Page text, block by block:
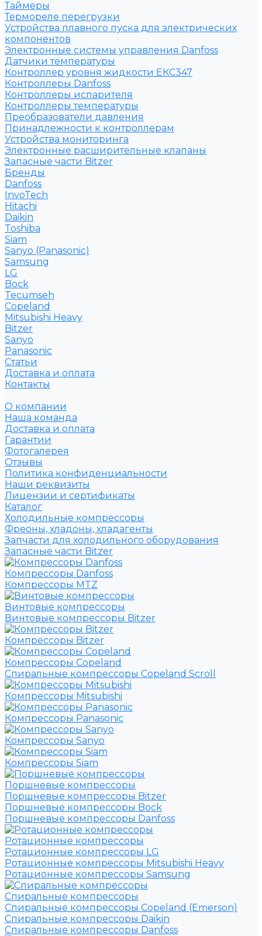
Таймеры
Термореле перегрузки
Устройства плавного пуска для электрических
компонентов
Электронные системы управления Danfoss
Датчики температуры
Контроллер уровня жидкости ЕКС347
Контроллеры Danfoss
Контроллеры испарителя
Контроллеры температуры
Преобразователи давления
Принадлежности к контроллерам
Устройства мониторинга
Электронные расширительные клапаны
Запасные части Bitzer
Бренды
Danfoss
InvoTech
Hitachi
Daikin
Toshiba
Siam
Sanyo (Panasonic)
Samsung
LG
Bock
Tecumseh
Copeland
Mitsubishi Heavy
Bitzer
Sanyo
Рanasonic
Статьи
Доставка и оплата
Контакты
О компании
Наша команда
Доставка и оплата
Гарантии
Фотогалерея
Отзывы
Политика конфиденциальности
Наши реквизиты
Лицензии и сертификаты
Каталог
Холодильные компрессоры
Фреоны, хладоны, хладагенты
Запчасти для холодильного оборудования
Запасные части Bitzer
Компрессоры Danfoss
Компрессоры MTZ
Винтовые компрессоры
Винтовые компрессоры Bitzer
Компрессоры Bitzer
Компрессоры Copeland
Спиральные компрессоры Copeland Scroll
Компрессоры Mitsubishi
Компрессоры Panasonic
Компрессоры Sanyo
Компрессоры Siam
Поршневые компрессоры
Поршневые компрессоры Bitzer
Поршневые компрессоры Bock
Поршневые компрессоры Danfoss
Ротационные компрессоры
Ротационные компрессоры LG
Ротационные компрессоры Mitsubishi Heavy
Ротационные компрессоры Samsung
Спиральные компрессоры
Спиральные компрессоры Copeland (Emerson)
Спиральные компрессоры Daikin
Спиральные компрессоры Danfoss